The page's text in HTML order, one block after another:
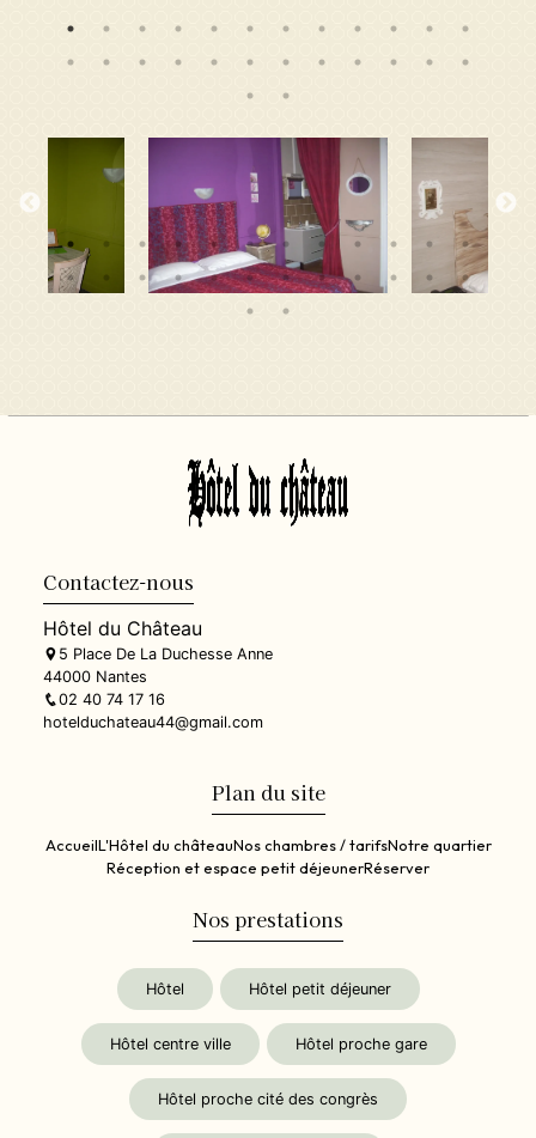
Contactez-nous
Hôtel du Château
5 Place De La Duchesse Anne
44000 Nantes
02 40 74 17 16
hotelduchateau44@gmail.com
Plan du site
AccueilL'Hôtel du châteauNos chambres / tarifsNotre quartier
Réception et espace petit déjeunerRéserver
Nos prestations
Hôtel Hôtel petit déjeuner
Hôtel centre ville Hôtel proche gare
Hôtel proche cité des congrès